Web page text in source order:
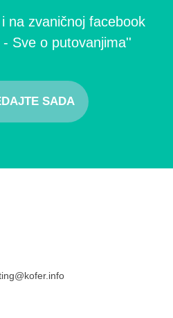
na zvaničnoj facebook
Sve o putovanjima''
SADA